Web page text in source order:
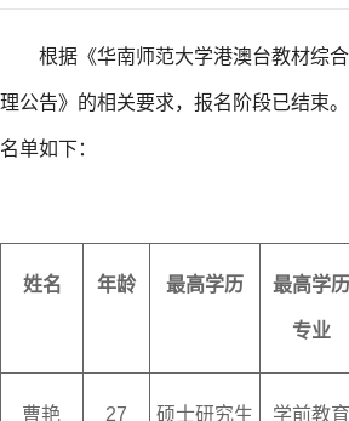
根据 《华南师范大学港澳台教材综
理公告》的相关要求，报名阶段已结束
名单如下：
姓名 年龄 最高学历 最高学历
专业
曹艳 27 硕士研究生 学前教育